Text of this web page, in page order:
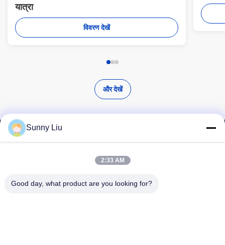
यात्रा
विवरण देखें
और देखें
उच्च गुणवत्ता वाले उत्पाद खोजें
Sunny Liu
2:33 AM
Good day, what product are you looking for?